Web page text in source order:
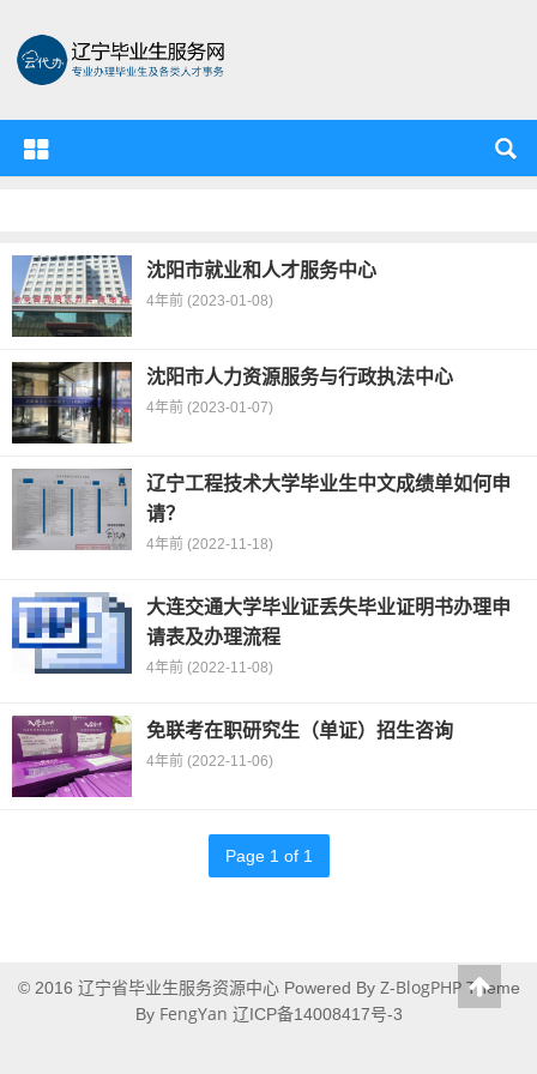
沈阳市就业和人才服务中心
4年前 (2023-01-08)
沈阳市人力资源服务与行政执法中心
4年前 (2023-01-07)
辽宁工程技术大学毕业生中文成绩单如何申
请？
4年前 (2022-11-18)
大连交通大学毕业证丢失毕业证明书办理申
请表及办理流程
4年前 (2022-11-08)
免联考在职研究生（单证）招生咨询
4年前 (2022-11-06)
Page 1 of 1
© 2016 辽宁省毕业生服务资源中心Powered By Z-BlogPHPTheme
By FengYan 辽ICP备14008417号-3